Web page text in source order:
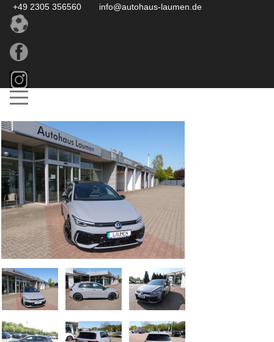
+49 2305 356560 info@autohaus-laumen.de